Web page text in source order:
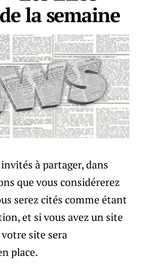
la semaine
à partager, dans
que vous considérerez
serez cités comme étant
et si vous avez un site
site sera
place.